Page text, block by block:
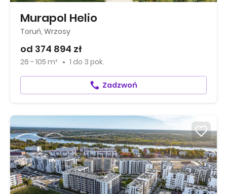
Murapol Helio
Toruń, Wrzosy
od 374 894 zł
26 - 105 m² 1 do 3 pok.
Zadzwoń